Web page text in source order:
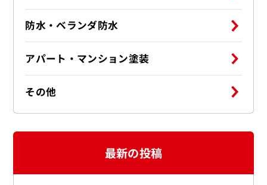
防水・ベランダ防水
アパート・マンション塗装
その他
最新の投稿